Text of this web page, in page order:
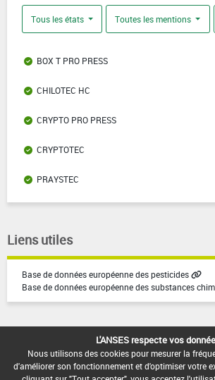
Tous les états Toutes les mentions
BOX T PRO PRESS
CHILOTEC HC
CRYPTO PRO PRESS
CRYPTOTEC
PRAYSTEC
Liens utiles
Base de données européenne des pesticides
Base de données européenne des substances
L'ANSES respecte vos
Nous utilisons des cookies pour mesurer la
d'améliorer son fonctionnement et d'optimiser votre